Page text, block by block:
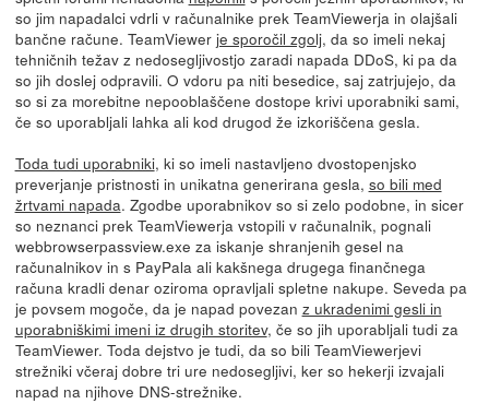
so jim napadalci vdrli v računalnike prek TeamViewerja in olajšali
bančne račune. TeamViewer je sporočil zgolj, da so imeli nekaj
tehničnih težav z nedosegljivostjo zaradi napada DDoS, ki pa da
so jih doslej odpravili. O vdoru pa niti besedice, saj zatrjujejo, da
so si za morebitne nepooblaščene dostope krivi uporabniki sami,
če so uporabljali lahka ali kod drugod že izkoriščena gesla.
Toda tudi uporabniki, ki so imeli nastavljeno dvostopenjsko
preverjanje pristnosti in unikatna generirana gesla, so bili med
žrtvami napada. Zgodbe uporabnikov so si zelo podobne, in sicer
so neznanci prek TeamViewerja vstopili v računalnik, pognali
webbrowserpassview.exe za iskanje shranjenih gesel na
računalnikov in s PayPala ali kakšnega drugega finančnega
računa kradli denar oziroma opravljali spletne nakupe. Seveda pa
je povsem mogoče, da je napad povezan z ukradenimi gesli in
uporabniškimi imeni iz drugih storitev, če so jih uporabljali tudi za
TeamViewer. Toda dejstvo je tudi, da so bili TeamViewerjevi
strežniki včeraj dobre tri ure nedosegljivi, ker so hekerji izvajali
napad na njihove DNS-strežnike.